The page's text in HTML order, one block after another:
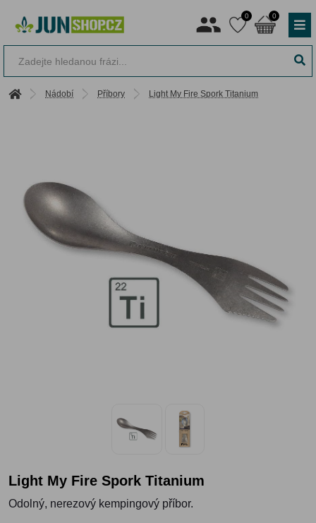
0 0
Nádobí Příbory Light My Fire Spork Titanium
Light My Fire Spork Titanium
Odolný, nerezový kempingový příbor.